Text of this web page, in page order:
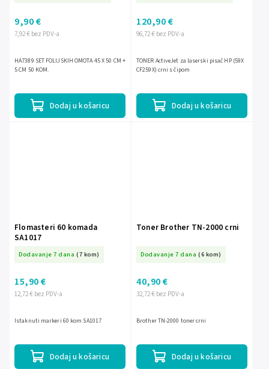
7,92 € bez PDV-a
9,90 €
Dodaj u košaricu
HA7389 SET FOLIJSKIH OMOTA 45 X 50 CM +
5 CM 50 KOM.
96,72 € bez PDV-a
120,90 €
Dodaj u košaricu
TONER ActiveJet za laserski pisač HP (59X
CF259X) crni s čipom
Flomasteri 60 komada
SA1017
Dodavanje 7 dana (7 kom)
12,72 € bez PDV-a
15,90 €
Dodaj u košaricu
Istaknuti markeri 60 kom SA1017
Toner Brother TN-2000 crni
Dodavanje 7 dana (6 kom)
32,72 € bez PDV-a
40,90 €
Dodaj u košaricu
Brother TN-2000 toner crni